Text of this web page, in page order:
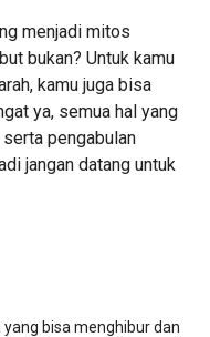
menjadi mitos
bukan? Untuk kamu
kamu juga bisa
ya, semua hal yang
pengabulan
jangan datang untuk
bisa menghibur dan